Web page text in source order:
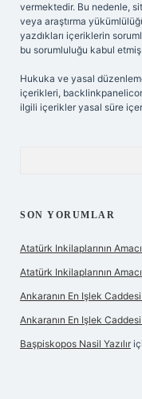
vermektedir. Bu nedenle,
veya araştırma
yazdıkları içeriklerin
bu sorumluluğu kabul etmiş
Hukuka ve yasal
içerikleri,
ilgili içerikler yasal süre
SON YORUMLAR
Atatürk Inkilaplarının
Atatürk Inkilaplarının
Ankaranın En Işlek
Ankaranın En Işlek
Başpiskopos Nasil Yazılır